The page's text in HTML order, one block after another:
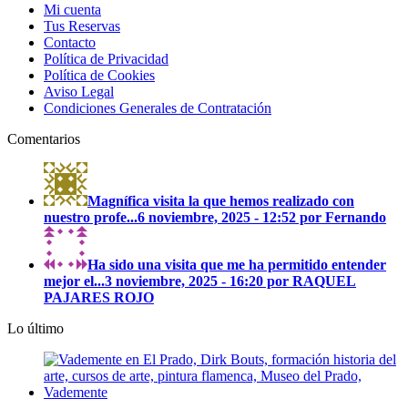
Mi cuenta
Tus Reservas
Contacto
Política de Privacidad
Política de Cookies
Aviso Legal
Condiciones Generales de Contratación
Comentarios
Magnífica visita la que hemos realizado con
nuestro profe...6 noviembre, 2025 - 12:52 por Fernando
Ha sido una visita que me ha permitido entender
mejor el...3 noviembre, 2025 - 16:20 por RAQUEL
PAJARES ROJO
Lo último